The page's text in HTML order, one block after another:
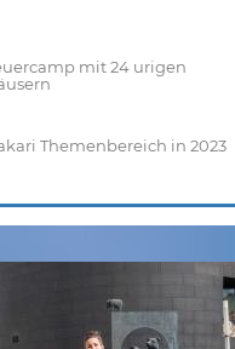
mit 24 urigen
Themenbereich in 2023